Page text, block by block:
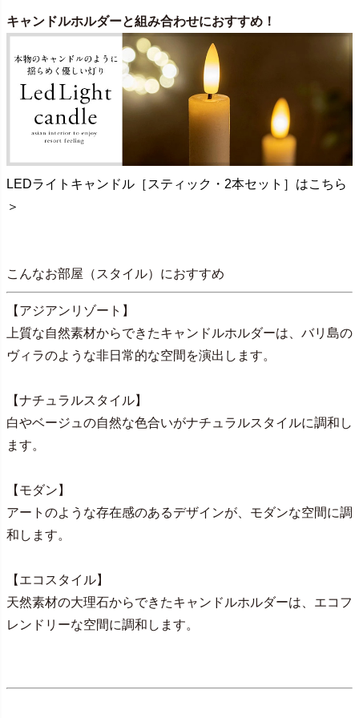
キャンドルホルダーと組み合わせにおすすめ！
LEDライトキャンドル［スティック・2本セット］はこちら
＞
こんなお部屋（スタイル）におすすめ
【アジアンリゾート】
上質な自然素材からできたキャンドルホルダーは、バリ島の
ヴィラのような非日常的な空間を演出します。
【ナチュラルスタイル】
白やベージュの自然な色合いがナチュラルスタイルに調和し
ます。
【モダン】
アートのような存在感のあるデザインが、モダンな空間に調
和します。
【エコスタイル】
天然素材の大理石からできたキャンドルホルダーは、エコフ
レンドリーな空間に調和します。